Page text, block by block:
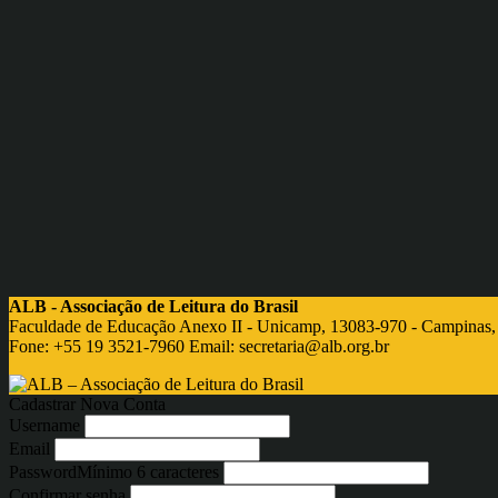
ALB - Associação de Leitura do Brasil
Faculdade de Educação Anexo II - Unicamp, 13083-970 - Campinas,
Fone: +55 19 3521-7960 Email: secretaria@alb.org.br
Cadastrar Nova Conta
Username
Email
PasswordMínimo 6 caracteres